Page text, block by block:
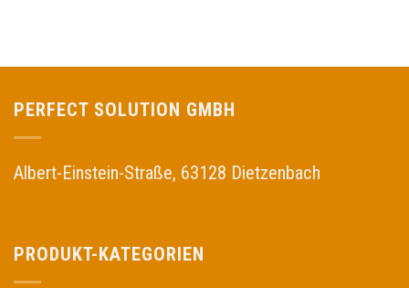
PERFECT SOLUTION GMBH
Albert-Einstein-Straße, 63128 Dietzenbach
PRODUKT-KATEGORIEN